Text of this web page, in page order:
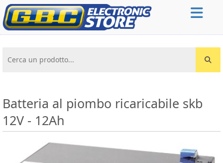
Cerca un prodotto...
Batteria al piombo ricaricabile skb
12V - 12Ah